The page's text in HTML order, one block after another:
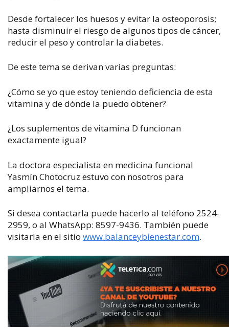
Desde fortalecer los huesos y evitar la osteoporosis;
hasta disminuir el riesgo de algunos tipos de cáncer,
reducir el peso y controlar la diabetes.
De este tema se derivan varias preguntas:
¿Cómo se yo que estoy teniendo deficiencia de esta
vitamina y de dónde la puedo obtener?
¿Los suplementos de vitamina D funcionan
exactamente igual?
La doctora especialista en medicina funcional
Yasmín Chotocruz estuvo con nosotros para
ampliarnos el tema.
Si desea contactarla puede hacerlo al teléfono 2524-
2959, o al WhatsApp: 8597-9436. También puede
visitarla en el sitio www.balanceybienestar.com.